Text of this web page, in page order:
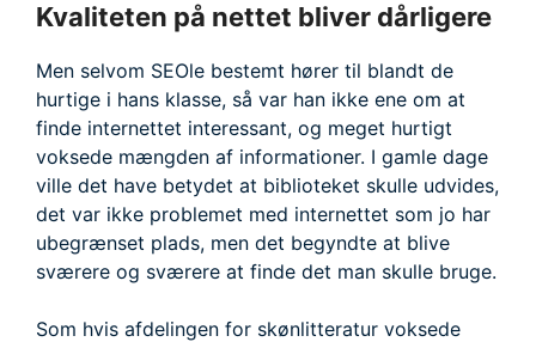
Kvaliteten på nettet bliver dårligere
Men selvom SEOle bestemt hører til blandt de
hurtige i hans klasse, så var han ikke ene om at
finde internettet interessant, og meget hurtigt
voksede mængden af informationer. I gamle dage
ville det have betydet at biblioteket skulle udvides,
det var ikke problemet med internettet som jo har
ubegrænset plads, men det begyndte at blive
sværere og sværere at finde det man skulle bruge.
Som hvis afdelingen for skønlitteratur voksede